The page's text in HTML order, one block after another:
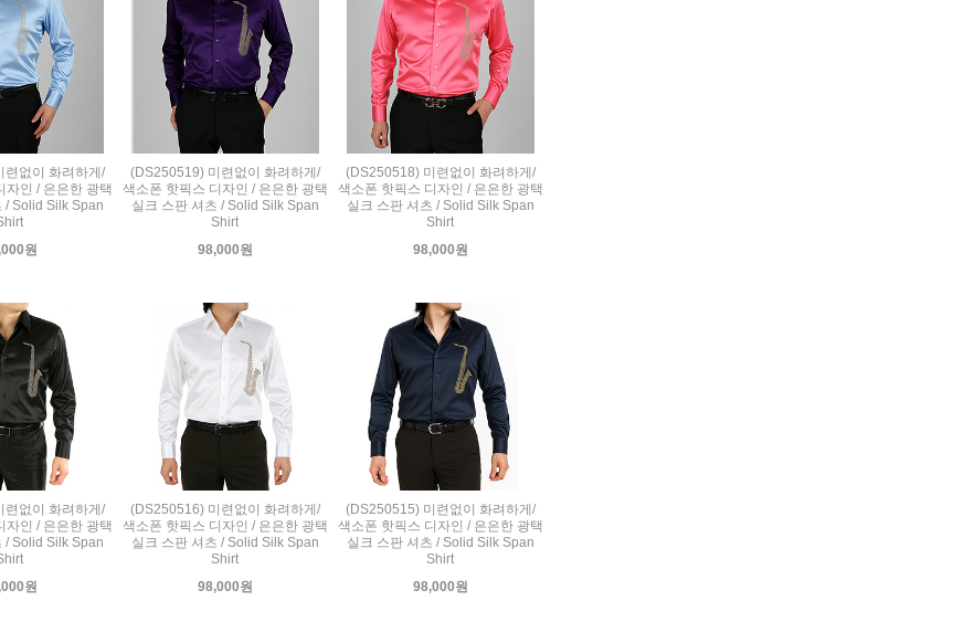
없이 화려하게/
자인 / 은은한 광택
/ Solid Silk Span
원
(DS250519) 미련없이 화려하게/
색소폰 핫픽스 디자인 / 은은한 광택
실크 스판 셔츠 / Solid Silk Span
Shirt
98,000원
(DS250518) 미련없이 화려하게/
색소폰 핫픽스 디자인 / 은은한 광택
실크 스판 셔츠 / Solid Silk Span
Shirt
98,000원
없이 화려하게/
자인 / 은은한 광택
/ Solid Silk Span
원
(DS250516) 미련없이 화려하게/
색소폰 핫픽스 디자인 / 은은한 광택
실크 스판 셔츠 / Solid Silk Span
Shirt
98,000원
(DS250515) 미련없이 화려하게/
색소폰 핫픽스 디자인 / 은은한 광택
실크 스판 셔츠 / Solid Silk Span
Shirt
98,000원